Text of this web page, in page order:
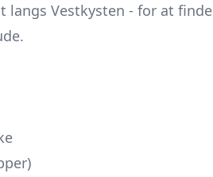
Vestkysten - for at finde